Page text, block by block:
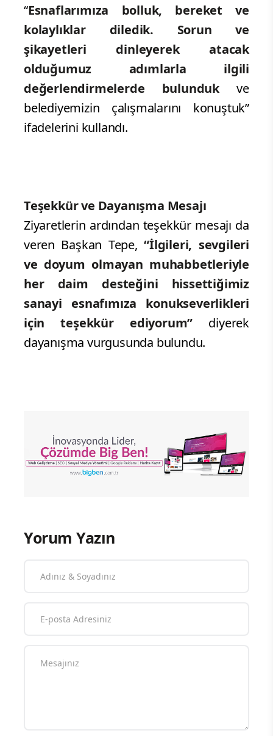
“Esnaflarımıza bolluk, bereket ve
kolaylıklar diledik.
Sorun ve
şikayetleri dinleyerek atacak
olduğumuz adımlarla ilgili
değerlendirmelerde bulundukve
belediyemizin çalışmalarını konuştuk”
ifadelerini kullandı.
Teşekkür ve Dayanışma Mesajı
Ziyaretlerin ardından teşekkür mesajı da
veren Başkan Tepe,“İlgileri, sevgileri
ve doyum olmayan muhabbetleriyle
her daim desteğini hissettiğimiz
sanayi esnafımıza konukseverlikleri
için teşekkür ediyorum” diyerek
dayanışma vurgusunda bulundu.
Yorum Yazın